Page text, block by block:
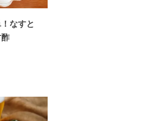
なすと